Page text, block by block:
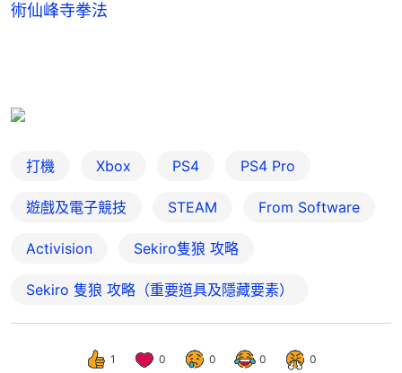
術仙峰寺拳法
打機 Xbox PS4 PS4 Pro
遊戲及電子競技 STEAM From Software
Activision Sekiro隻狼 攻略
Sekiro 隻狼 攻略（重要道具及隱藏要素）
1 0 0 0 0